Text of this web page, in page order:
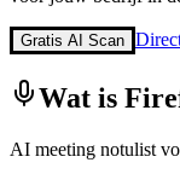
Gratis AI Scan
Wat is
AI meeting notulist